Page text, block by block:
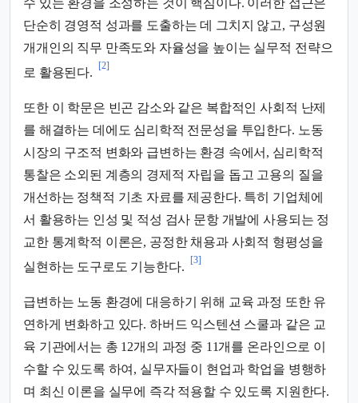
단순히 경영적 성과를 도출하는 데 그치지 않고, 구성원
개개인의 직무 만족도와 자율성을 높이는 실무적 전략으
로 활용된다.
[2]
또한 이 학문은 빈곤 감소와 같은 복합적인 사회적 난제
를 해결하는 데에도 심리학적 전문성을 투입한다. 노동
시장의 구조적 변화와 급변하는 환경 속에서, 심리학적
통찰은 소외된 계층의 경제적 자립을 돕고 고용의 질을
개선하는 정책적 기초 자료를 제공한다. 특히 기업체에
서 활용하는 인성 및 적성 검사 문항 개발에 사용되는 정
교한 통계학적 이론은, 공정한 채용과 사회적 형평성을
실현하는 도구로도 기능한다.
[3]
급변하는 노동 환경에 대응하기 위해 교육 과정 또한 유
연하게 변화하고 있다. 하버드 익스텐션 스쿨과 같은 교
육 기관에서는 총 12개의 과정 중 11개를 온라인으로 이
수할 수 있도록 하여, 실무자들이 현업과 학업을 병행하
며 최신 이론을 실무에 즉각 적용할 수 있도록 지원한다.